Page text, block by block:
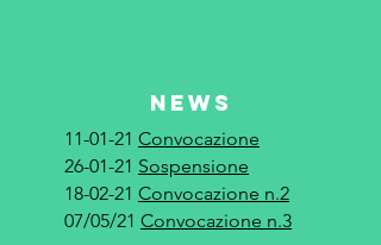
NEWS
11-01-21 Convocazione
26-01-21 Sospensione
18-02-21 Convocazione n.2
07/05/21 Convocazione n.3